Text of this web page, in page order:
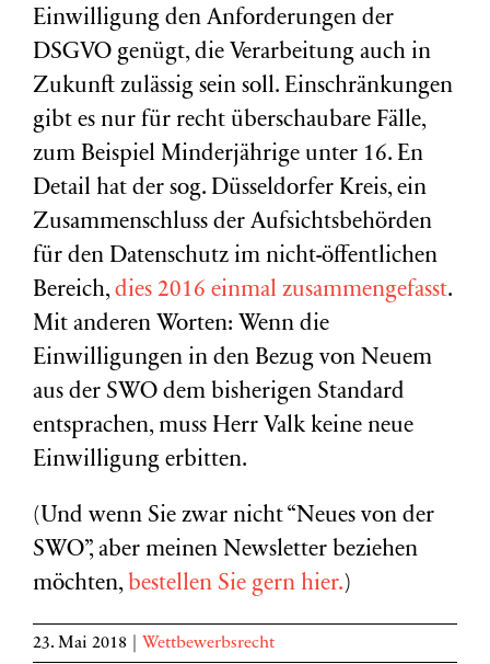
Einwilligung den Anforderungen der
DSGVO genügt, die Verarbeitung auch in
Zukunft zulässig sein soll. Einschränkungen
gibt es nur für recht überschaubare Fälle,
zum Beispiel Minderjährige unter 16. En
Detail hat der sog. Düsseldorfer Kreis, ein
Zusammenschluss der Aufsichtsbehörden
für den Datenschutz im nicht-öffentlichen
Bereich,dies 2016 einmal zusammengefasst.
Mit anderen Worten: Wenn die
Einwilligungen in den Bezug von Neuem
aus der SWO dem bisherigen Standard
entsprachen, muss Herr Valk keine neue
Einwilligung erbitten.
(Und wenn Sie zwar nicht “Neues von der
SWO”, aber meinen Newsletter beziehen
möchten, bestellen Sie gern hier.)
23. Mai 2018 Wettbewerbsrecht